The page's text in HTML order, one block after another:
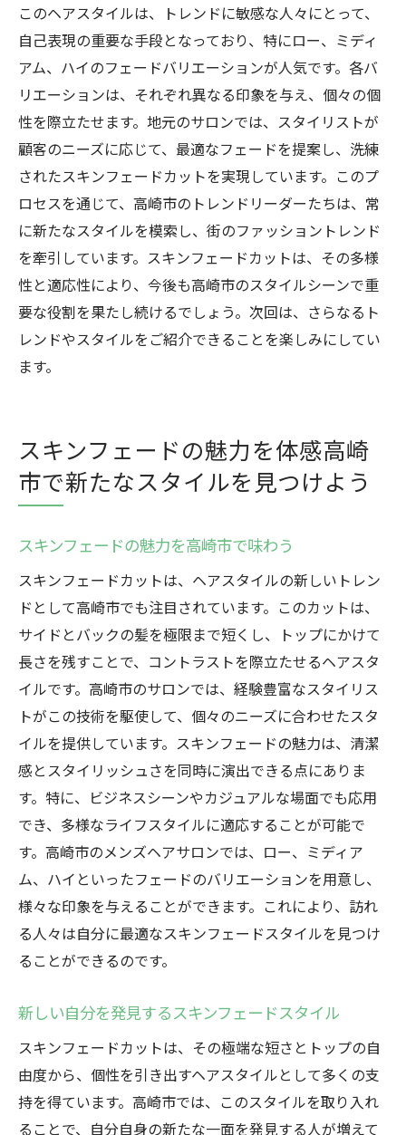
このヘアスタイルは、トレンドに敏感な人々にとって、
自己表現の重要な手段となっており、特にロー、ミディ
アム、ハイのフェードバリエーションが人気です。各バ
リエーションは、それぞれ異なる印象を与え、個々の個
性を際立たせます。地元のサロンでは、スタイリストが
顧客のニーズに応じて、最適なフェードを提案し、洗練
されたスキンフェードカットを実現しています。このプ
ロセスを通じて、高崎市のトレンドリーダーたちは、常
に新たなスタイルを模索し、街のファッショントレンド
を牽引しています。スキンフェードカットは、その多様
性と適応性により、今後も高崎市のスタイルシーンで重
要な役割を果たし続けるでしょう。次回は、さらなるト
レンドやスタイルをご紹介できることを楽しみにしてい
ます。
スキンフェードの魅力を体感高崎
市で新たなスタイルを見つけよう
スキンフェードの魅力を高崎市で味わう
スキンフェードカットは、ヘアスタイルの新しいトレン
ドとして高崎市でも注目されています。このカットは、
サイドとバックの髪を極限まで短くし、トップにかけて
長さを残すことで、コントラストを際立たせるヘアスタ
イルです。高崎市のサロンでは、経験豊富なスタイリス
トがこの技術を駆使して、個々のニーズに合わせたスタ
イルを提供しています。スキンフェードの魅力は、清潔
感とスタイリッシュさを同時に演出できる点にありま
す。特に、ビジネスシーンやカジュアルな場面でも応用
でき、多様なライフスタイルに適応することが可能で
す。高崎市のメンズヘアサロンでは、ロー、ミディア
ム、ハイといったフェードのバリエーションを用意し、
様々な印象を与えることができます。これにより、訪れ
る人々は自分に最適なスキンフェードスタイルを見つけ
ることができるのです。
新しい自分を発見するスキンフェードスタイル
スキンフェードカットは、その極端な短さとトップの自
由度から、個性を引き出すヘアスタイルとして多くの支
持を得ています。高崎市では、このスタイルを取り入れ
ることで、自分自身の新たな一面を発見する人が増えて